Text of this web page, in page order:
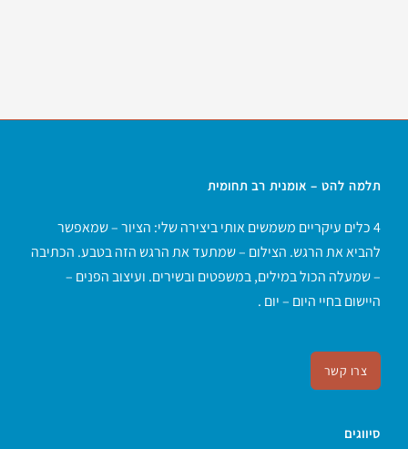
תלמה להט – אומנית רב תחומית
4 כלים עיקריים משמשים אותי ביצירה שלי: הציור – שמאפשר
להביא את הרגש. הצילום – שמתעד את הרגש הזה בטבע. הכתיבה
– שמעלה הכול במילים, במשפטים ובשירים. ועיצוב הפנים –
היישום בחיי היום – יום .
צרו קשר
סיווגים